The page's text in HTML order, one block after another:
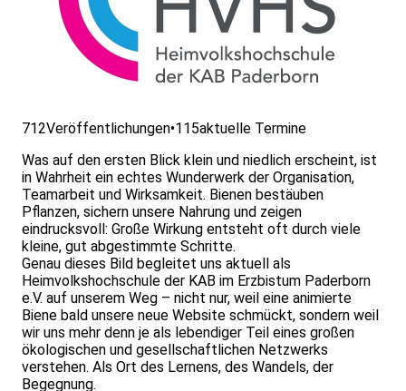
712Veröffentlichungen•115aktuelle Termine
Was auf den ersten Blick klein und niedlich erscheint, ist
in Wahrheit ein echtes Wunderwerk der Organisation,
Teamarbeit und Wirksamkeit. Bienen bestäuben
Pflanzen, sichern unsere Nahrung und zeigen
eindrucksvoll: Große Wirkung entsteht oft durch viele
kleine, gut abgestimmte Schritte.
Genau dieses Bild begleitet uns aktuell als
Heimvolkshochschule der KAB im Erzbistum Paderborn
e.V. auf unserem Weg – nicht nur, weil eine animierte
Biene bald unsere neue Website schmückt, sondern weil
wir uns mehr denn je als lebendiger Teil eines großen
ökologischen und gesellschaftlichen Netzwerks
verstehen. Als Ort des Lernens, des Wandels, der
Begegnung.